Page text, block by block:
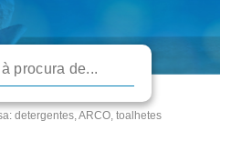
detergentes, ARCO, toalhetes